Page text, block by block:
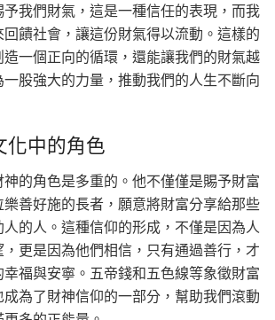
我們財氣，這是一種信任的表現，而我
饋社會，讓這份財氣得以流動。這樣的
一個正向的循環，還能讓我們的財氣越
股強大的力量，推動我們的人生不斷向
化中的角色
的角色是多重的。他不僅僅是賜予財富
善好施的長者，願意將財富分享給那些
的人。這種信仰的形成，不僅是因為人
更是因為他們相信，只有通過善行，才
福與安寧。五帝錢和五色線等象徵財富
為了財神信仰的一部分，幫助我們滾動